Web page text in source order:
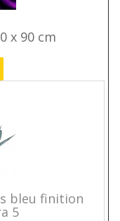
x 90 cm
bleu finition
5